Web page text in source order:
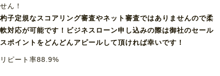
せん！
杓子定規なスコアリング審査やネット審査ではありませんので柔
軟対応が可能です！ビジネスローン申し込みの際は御社のセール
スポイントをどんどんアピールして頂ければ幸いです！
リピート率88.9%